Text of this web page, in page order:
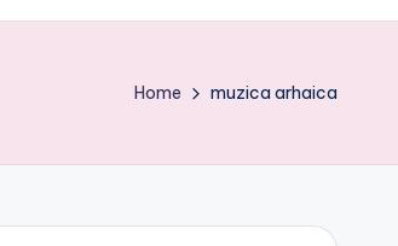
Home muzica arhaica